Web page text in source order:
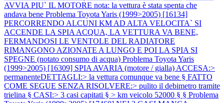
AVVIA PIU` IL MOTORE nota: la vettura è stata spenta che
andava bene Problema Toyota Yaris (1999>2005) [16134]
PERCORRENDO ALCUNI KM AD ALTA VELOCITA` SI
ACCENDE LA SPIA ACQUA, LA VETTURA VA BENE,
FERMANDOSI LE VENTOLE DEL RADIATORE
RIMANGONO AZIONATE A LUNGO E POI LA SPIA SI
SPEGNE (notato consumo di acqua) Problema Toyota Yaris
(1999>2005) [16309] SPIA AVARIA (motore / gialla) ACCESA:>
permanenteDETTAGLI:> la vettura comunque va bene § FATTO
COME SEGUE SENZA RISOLVERE:> pulito il debimetro tramite
trielina § CASI:> 3 casi capitati § > km veicolo 52000 § § Problema